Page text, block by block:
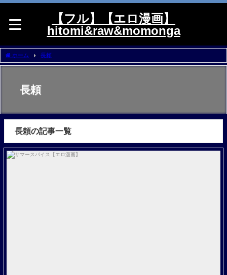
【フル】【エロ漫画】
hitomi&raw&momonga
ホーム 長頼
長頼
長頼の記事一覧